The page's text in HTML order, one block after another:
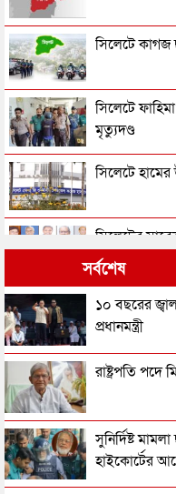
সিলেটে কাগজ
সিলেটে
মৃত্যুদণ্ড
সিলেটে
সিলেটের
সিলেটের
সিলেটে আরও
সিলেটের
সর্বশেষ
১০ বছরের
প্রধানমন্ত্রী
রাষ্ট্রপতি পদে
সুনির্দিষ্ট
হাইকোর্টের